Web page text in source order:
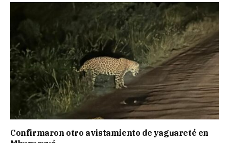
Confirmaron otro avistamiento de yaguareté en